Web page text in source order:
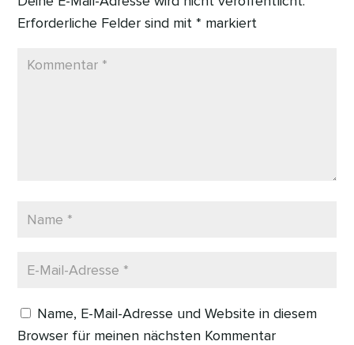
Erforderliche Felder sind mit* markiert
Name, E-Mail-Adresse und Website in diesem
Browser für meinen nächsten Kommentar